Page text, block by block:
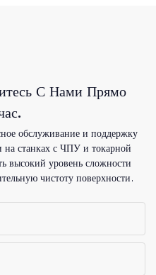
С Нами Прямо
обслуживание и поддержку
на станках с ЧПУ и токарной
высокий уровень сложности
чистоту поверхности.